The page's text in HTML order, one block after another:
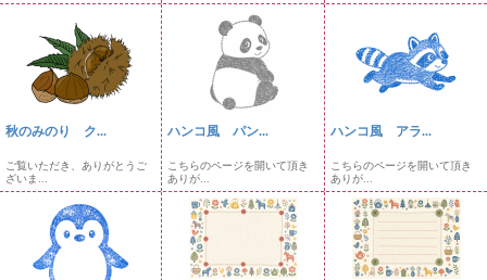
秋のみのり ク...
ご覧いただき、ありがとうご
ざいま...
ハンコ風 パン...
こちらのページを開いて頂き
ありが...
ハンコ風 アラ...
こちらのページを開いて頂き
ありが...